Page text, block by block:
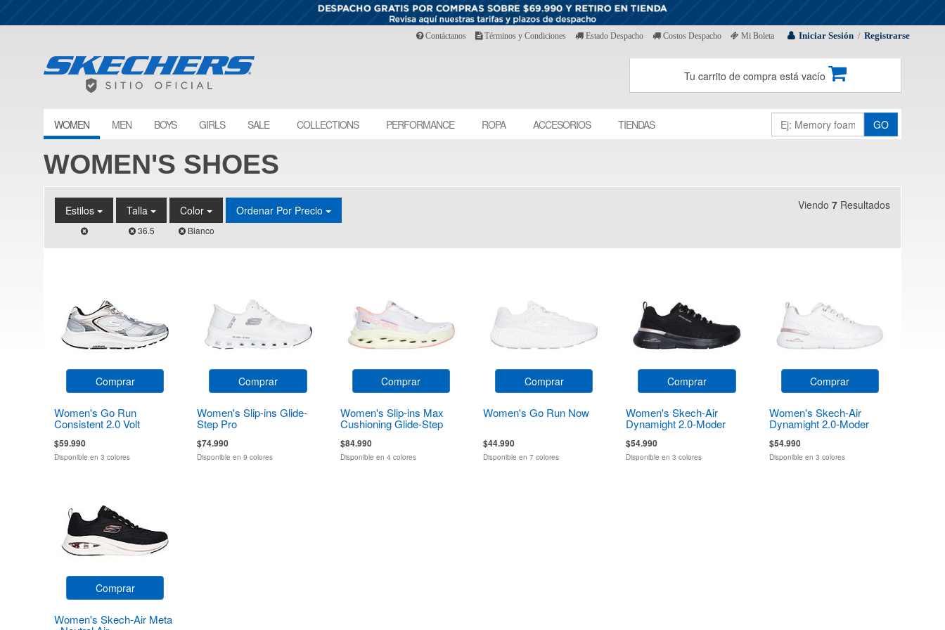
Iniciar Sesión / Registrarse
Contáctanos Términos y Condiciones Estado Despacho Costos Despacho Mi Boleta
Tu carrito de compra está vacío
WOMEN MEN BOYS GIRLS SALE COLLECTIONS PERFORMANCE ROPA ACCESORIOS TIENDAS GO
WOMEN'S SHOES
Estilos Talla
36.5
Color
Blanco
Ordenar Por Precio Viendo 7 Resultados
Comprar
Women's Go Run
Consistent 2.0 Volt
$59.990
Disponible en 3 colores
Comprar
Women's Slip-ins Glide-
Step Pro
$74.990
Disponible en 9 colores
Comprar
Women's Slip-ins Max
Cushioning Glide-Step
$84.990
Disponible en 4 colores
Comprar
Women's Go Run Now
$44.990
Disponible en 7 colores
Comprar
Women's Skech-Air
Dynamight 2.0-Moder
$54.990
Disponible en 3 colores
Comprar
Women's Skech-Air
Dynamight 2.0-Moder
$54.990
Disponible en 3 colores
Comprar
Women's Skech-Air Meta